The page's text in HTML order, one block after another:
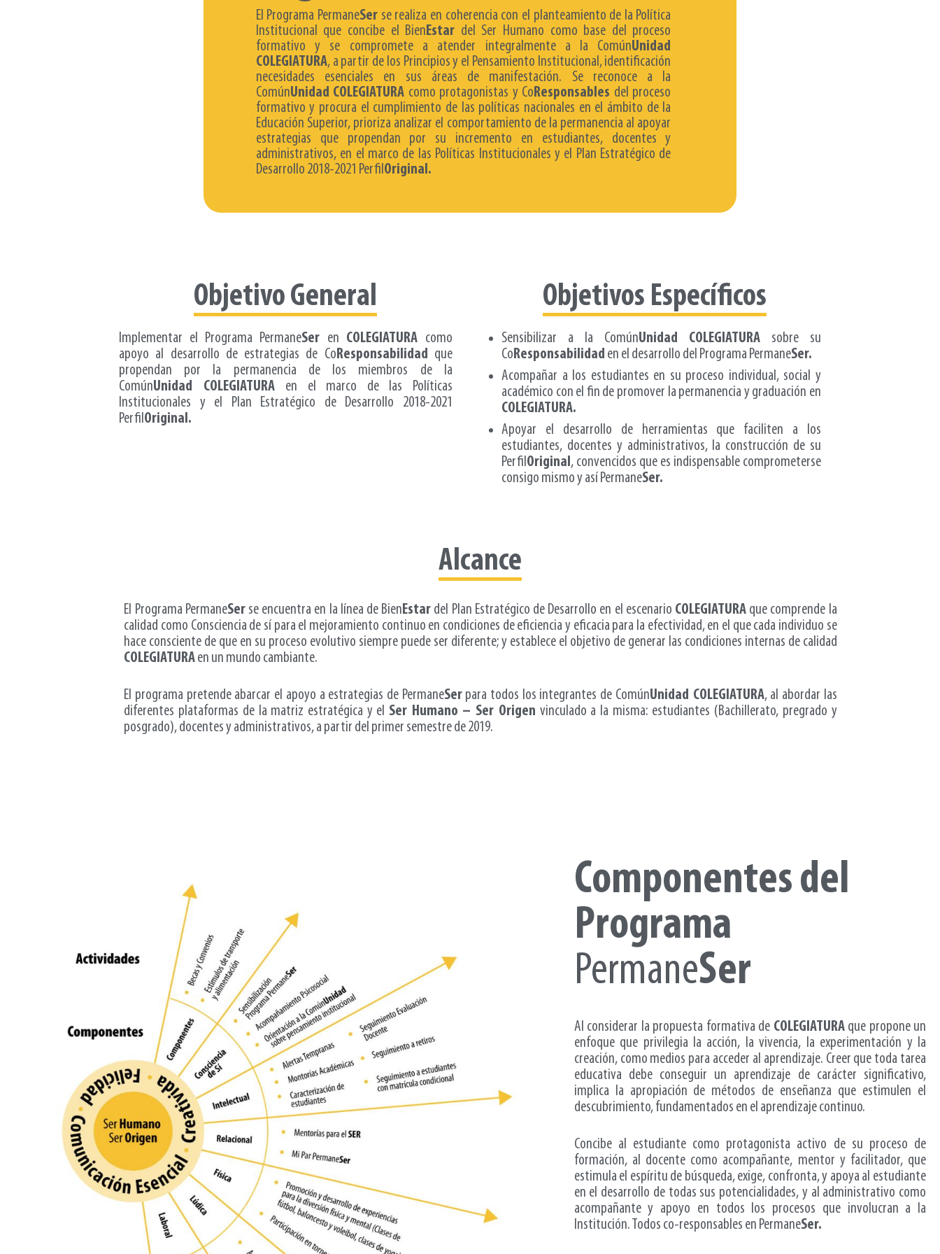
El Programa PermaneSer se realiza en coherencia con el planteamiento de la Política
Institucional que concibe el BienEstar del Ser Humano como base del proceso
formativo y se compromete a atender integralmente a la ComúnUnidad
COLEGIATURA, a partir de los Principios y el Pensamiento Institucional, identificación
necesidades esenciales en sus áreas de manifestación. Se reconoce a la
ComúnUnidad COLEGIATURA como protagonistas y CoResponsables del proceso
formativo y procura el cumplimiento de las políticas nacionales en el ámbito de la
Educación Superior, prioriza analizar el comportamiento de la permanencia al apoyar
estrategias que propendan por su incremento en estudiantes, docentes y
administrativos, en el marco de las Políticas Institucionales y el Plan Estratégico de
Desarrollo 2018-2021 PerfilOriginal.
Objetivo General
Implementar el Programa PermaneSer en COLEGIATURA como
apoyo al desarrollo de estrategias de CoResponsabilidad que
propendan por la permanencia de los miembros de la
ComúnUnidad COLEGIATURA en el marco de las Políticas
Institucionales y el Plan Estratégico de Desarrollo 2018-2021
PerfilOriginal.
Objetivos Específicos
Sensibilizar a la ComúnUnidad COLEGIATURA sobre su
CoResponsabilidad en el desarrollo del Programa PermaneSer.
Acompañar a los estudiantes en su proceso individual, social y
académico con el fin de promover la permanencia y graduación en
COLEGIATURA.
Apoyar el desarrollo de herramientas que faciliten a los
estudiantes, docentes y administrativos, la construcción de su
PerfilOriginal, convencidos que es indispensable comprometerse
consigo mismo y así PermaneSer.
Alcance
El Programa PermaneSerse encuentra en la línea de BienEstar del Plan Estratégico de Desarrollo en el escenario COLEGIATURA que comprende la
calidad como Consciencia de sí para el mejoramiento continuo en condiciones de eficiencia y eficacia para la efectividad, en el que cada individuo se
hace consciente de que en su proceso evolutivo siempre puede ser diferente; y establece el objetivo de generar las condiciones internas de calidad
COLEGIATURAen un mundo cambiante.
El programa pretende abarcar el apoyo a estrategias de PermaneSerpara todos los integrantes de ComúnUnidad COLEGIATURA, al abordar las
diferentes plataformas de la matriz estratégica y el Ser Humano – Ser Origen vinculado a la misma: estudiantes (Bachillerato, pregrado y
posgrado), docentes y administrativos, a partir del primer semestre de 2019.
Componentes del
Programa
PermaneSer
Al considerar la propuesta formativa de COLEGIATURAque propone un
enfoque que privilegia la acción, la vivencia, la experimentación y la
creación, como medios para acceder al aprendizaje. Creer que toda tarea
educativa debe conseguir un aprendizaje de carácter significativo,
implica la apropiación de métodos de enseñanza que estimulen el
descubrimiento, fundamentados en el aprendizaje continuo.
Concibe al estudiante como protagonista activo de su proceso de
formación, al docente como acompañante, mentor y facilitador, que
estimula el espíritu de búsqueda, exige, confronta, y apoya al estudiante
en el desarrollo de todas sus potencialidades, y al administrativo como
acompañante y apoyo en todos los procesos que involucran a la
Institución. Todos co-responsables en PermaneSer.